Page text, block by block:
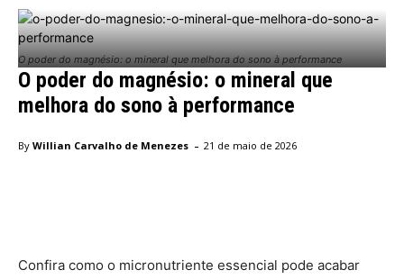
O poder do magnésio: o mineral que melhora do sono à performance
O poder do magnésio: o mineral que
melhora do sono à performance
By Willian Carvalho de Menezes - 21 de maio de 2026
Confira como o micronutriente essencial pode acabar